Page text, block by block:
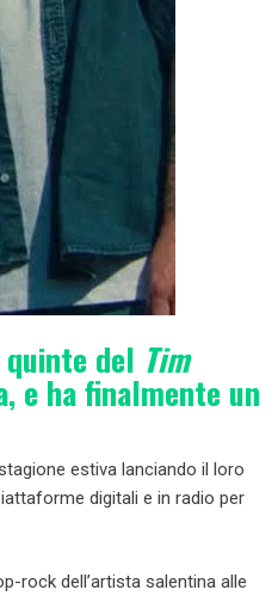
del Tim
e ha finalmente un
estiva lanciando il loro
digitali e in radio per
rock dell’artista salentina alle